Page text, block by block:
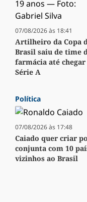
07/08/2026 às 18:41
Artilheiro da Copa
Brasil saiu de time
farmácia até chegar
Série A
Política
07/08/2026 às 17:48
Caiado quer criar
conjunta com 10
vizinhos ao Brasil